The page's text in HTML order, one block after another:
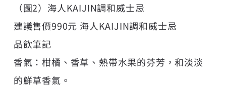
（圖2）海人KAIJIN調和威士忌
建議售價990元 海人KAIJIN調和威士忌
品飲筆記
香氣：柑橘、香草、熱帶水果的芬芳，和淡淡
的鮮草香氣。